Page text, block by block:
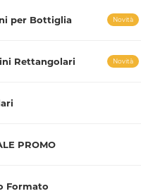
per Bottiglia Novità
Rettangolari Novità
PROMO
Formato